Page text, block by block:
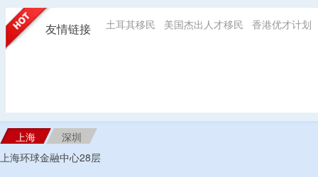
友情链接 土耳其移民 美国杰出人才移民 香港优才计划
上海
深圳
上海环球金融中心28层